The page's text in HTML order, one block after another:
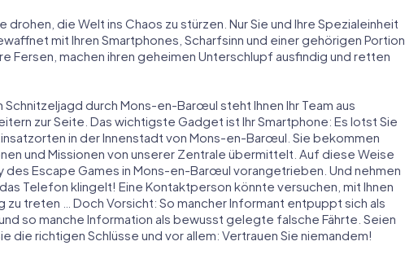
drohen, die Welt ins Chaos zu stürzen. Nur Sie und Ihre Spezialeinheit
mit Ihren Smartphones, Scharfsinn und einer gehörigen Portion
Fersen, machen ihren geheimen Unterschlupf ausfindig und retten
durch Mons-en-Barœul steht Ihnen Ihr Team aus
zur Seite. Das wichtigste Gadget ist Ihr Smartphone: Es lotst Sie
in der Innenstadt von Mons-en-Barœul. Sie bekommen
und Missionen von unserer Zentrale übermittelt. Auf diese Weise
Escape Games in Mons-en-Barœul vorangetrieben. Und nehmen
Telefon klingelt! Eine Kontaktperson könnte versuchen, mit Ihnen
zu treten … Doch Vorsicht: So mancher Informant entpuppt sich als
so manche Information als bewusst gelegte falsche Fährte. Seien
die richtigen Schlüsse und vor allem: Vertrauen Sie niemandem!